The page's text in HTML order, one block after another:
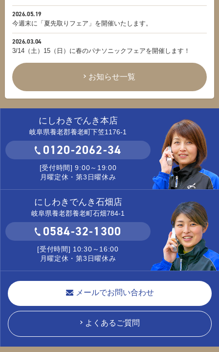
2026.05.19
今週末に「夏先取りフェア」を開催いたします。
2026.03.04
3/14（土）15（日）に春のパナソニックフェアを開催します！
お知らせ一覧
にしわきでんき本店
岐阜県養老郡養老町下笠1176-1
0120-2062-34
[受付時間] 9:00～19:00
月曜定休・第3日曜休み
にしわきでんき石畑店
岐阜県養老郡養老町石畑784-1
0584-32-1300
[受付時間] 10:30～16:00
月曜定休・第3日曜休み
メールでお問い合わせ
よくあるご質問